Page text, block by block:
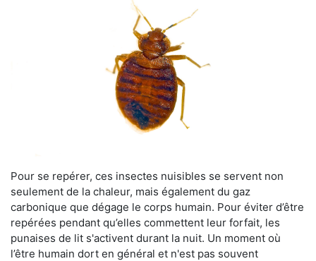
Pour se repérer, ces insectes nuisibles se servent non
seulement de la chaleur, mais également du gaz
carbonique que dégage le corps humain. Pour éviter d’être
repérées pendant qu’elles commettent leur forfait, les
punaises de lit s'activent durant la nuit. Un moment où
l’être humain dort en général et n'est pas souvent